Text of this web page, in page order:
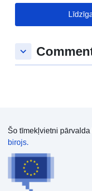
keyboard_arrow_down
Šo tīmekļvietni pārvalda
birojs.